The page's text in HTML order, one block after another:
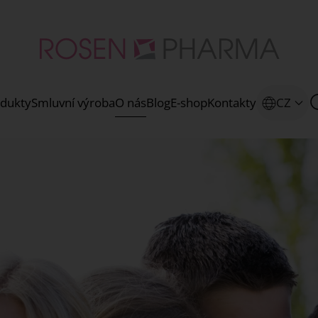
Smluvní výrobaO násBlogE-shopKontakty CZ